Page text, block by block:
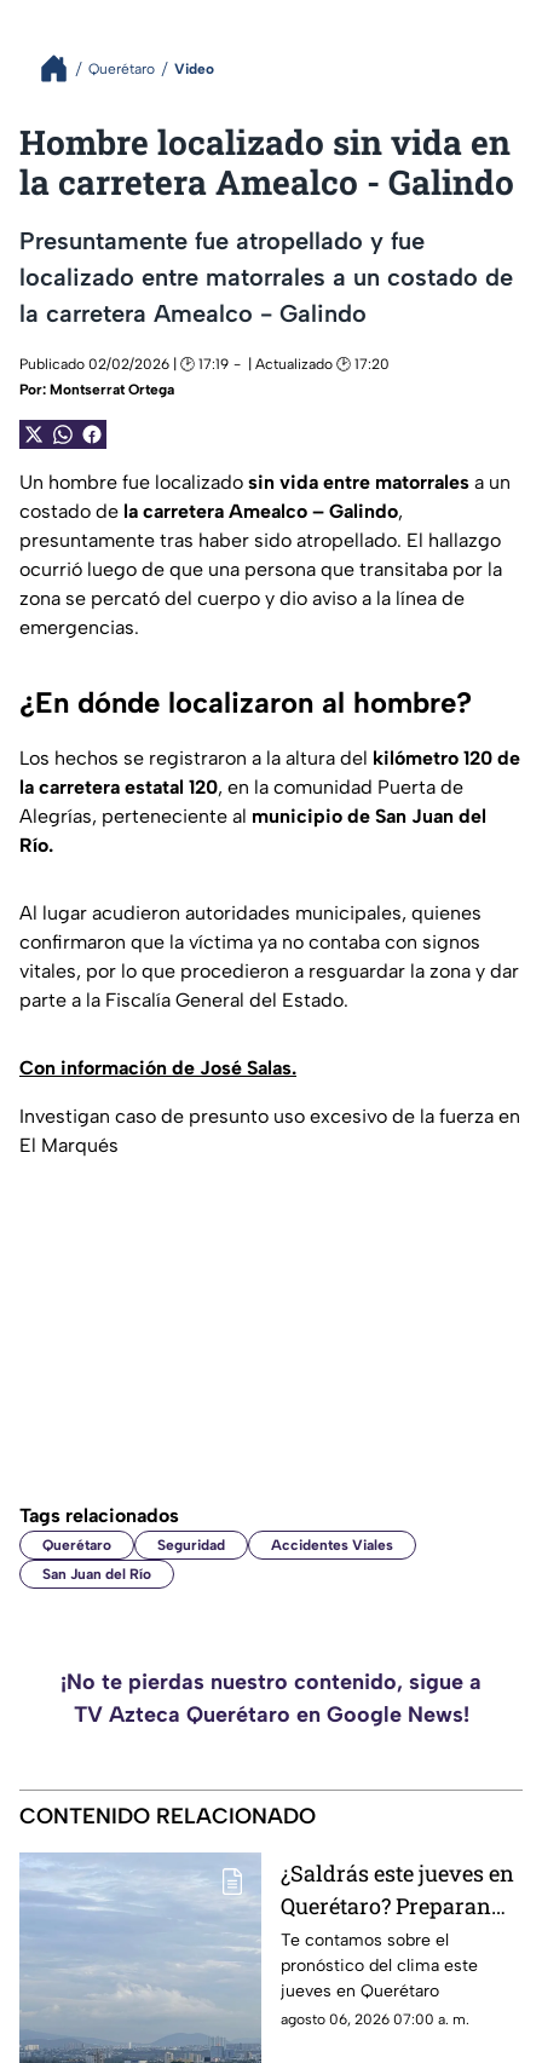
Querétaro Video
Hombre localizado sin vida en
la carretera Amealco - Galindo
Presuntamente fue atropellado y fue
localizado entre matorrales a un costado de
la carretera Amealco - Galindo
Publicado 02/02/2026 | 🕑 17:19
| Actualizado 🕑 17:20
Por: Montserrat Ortega
Un hombre fue localizado sin vida entre matorrales a un
costado de la carretera Amealco – Galindo,
presuntamente tras haber sido atropellado. El hallazgo
ocurrió luego de que una persona que transitaba por la
zona se percató del cuerpo y dio aviso a la línea de
emergencias.
¿En dónde localizaron al hombre?
Los hechos se registraron a la altura del kilómetro 120 de
la carretera estatal 120, en la comunidad Puerta de
Alegrías, perteneciente al municipio de San Juan del
Río.
Al lugar acudieron autoridades municipales, quienes
confirmaron que la víctima ya no contaba con signos
vitales, por lo que procedieron a resguardar la zona y dar
parte a la Fiscalía General del Estado.
Con información de José Salas.
Investigan caso de presunto uso excesivo de la fuerza en
El Marqués
Tags relacionados
Querétaro Seguridad
Accidentes Viales
San Juan del Río
¡No te pierdas nuestro contenido, sigue a
TV Azteca Querétaro en Google News!
CONTENIDO RELACIONADO
¿Saldrás este jueves en
Querétaro? Preparan
paraguas: se prevén
lluvias de hasta 55% y
contraste térmico
Te contamos sobre el
pronóstico del clima este
jueves en Querétaro
agosto 06, 2026 07:00 a. m.